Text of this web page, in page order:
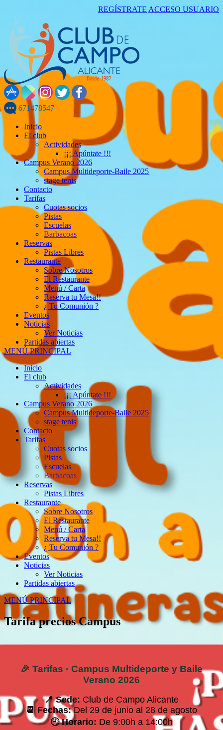
REGÍSTRATE ACCESO USUARIO
671478547
Inicio
El club
Actividades
¡¡¡ Apúntate !!!
Campus Verano 2026
Campus Multideporte-Baile 2025
stage tenis
Contacto
Tarifas
Cuotas socios
Pistas
Escuelas
Barbacoas
Reservas
Pistas Libres
Restaurante
Sobre Nosotros
El Restaurante
Menú / Carta
Reserva tu Mesa!!
¿ Tu Comunión ?
Eventos
Noticias
Ver Noticias
Partidas abiertas
MENÚ PRINCIPAL
Inicio
El club
Actividades
¡¡¡ Apúntate !!!
Campus Verano 2026
Campus Multideporte-Baile 2025
stage tenis
Contacto
Tarifas
Cuotas socios
Pistas
Escuelas
Barbacoas
Reservas
Pistas Libres
Restaurante
Sobre Nosotros
El Restaurante
Menú / Carta
Reserva tu Mesa!!
¿ Tu Comunión ?
Eventos
Noticias
Ver Noticias
Partidas abiertas
MENÚ PRINCIPAL
Tarifa precios Campus
🎉 Tarifas · Campus Multideporte y Baile
Verano 2026
📍 Sede: Club de Campo Alicante
📆 Fechas:Del 29 de junio al 28 de agosto
🕘 Horario: De 9:00h a 14:00h